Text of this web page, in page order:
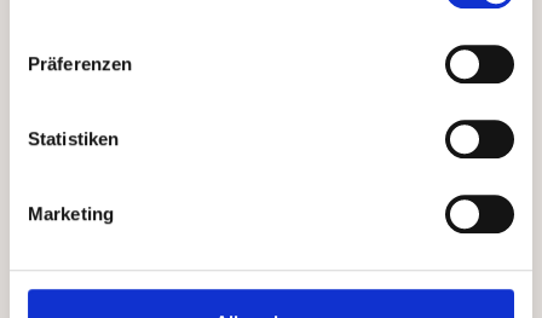
Präferenzen
Statistiken
Marketing
Personenbezogene Daten:
Alle Informationen zu
Standortdaten:
Daten zur geografischen Position
Verantwortlicher:
Die natürliche oder juristische
Person, Behörde oder andere Stelle, die über Zwecke
und Mittel der Datenverarbeitung entscheidet.
Verarbeitung:Jeder Umgang mit personenbezogenen